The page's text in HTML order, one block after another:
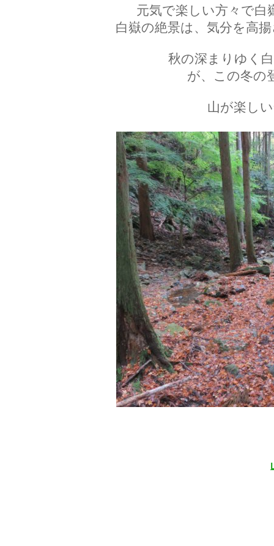
元気で楽しい方々で白
白嶽の絶景は、気分を高
秋の深まりゆく
が、この冬の
山が楽し